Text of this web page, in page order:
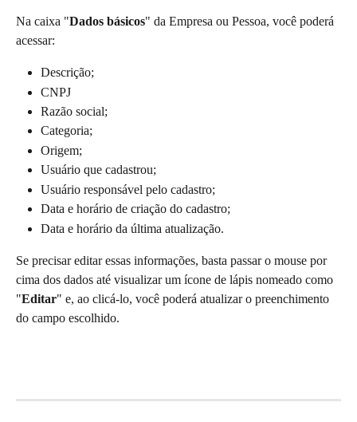
Na caixa "Dados básicos" da Empresa ou Pessoa, você poderá
acessar:
Descrição;
CNPJ
Razão social;
Categoria;
Origem;
Usuário que cadastrou;
Usuário responsável pelo cadastro;
Data e horário de criação do cadastro;
Data e horário da última atualização.
Se precisar editar essas informações, basta passar o mouse por
cima dos dados até visualizar um ícone de lápis nomeado como
"Editar" e, ao clicá-lo, você poderá atualizar o preenchimento
do campo escolhido.